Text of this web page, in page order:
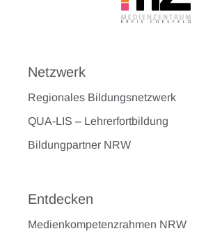
Netzwerk
Regionales Bildungsnetzwerk
QUA-LIS – Lehrerfortbildung
Bildungpartner NRW
Entdecken
Medienkompetenzrahmen NRW